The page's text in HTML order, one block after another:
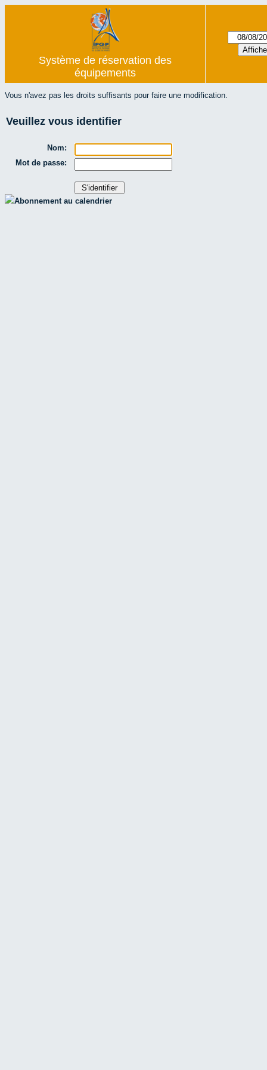
Système de réservation des
équipements
Vous n'avez pas les droits suffisants pour faire une modification.
Veuillez vous identifier
Nom:
Mot de passe:
Abonnement au calendrier